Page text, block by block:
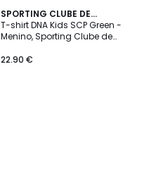
SPORTING CLUBE DE
PORTUGAL
T-shirt DNA Kids SCP Green -
Menino, Sporting Clube de
22.90 €